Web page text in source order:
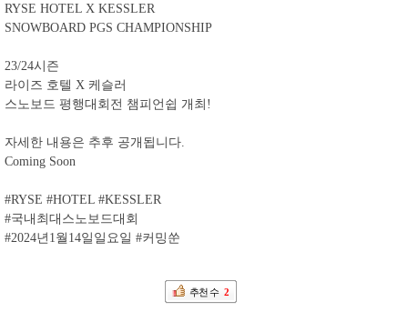
RYSE HOTEL X KESSLER
SNOWBOARD PGS CHAMPIONSHIP
23/24시즌
라이즈 호텔 X 케슬러
스노보드 평행대회전 챔피언쉽 개최!
자세한 내용은 추후 공개됩니다.
Coming Soon
#RYSE #HOTEL #KESSLER
#국내최대스노보드대회
#2024년1월14일일요일 #커밍쑨
추천 수 2